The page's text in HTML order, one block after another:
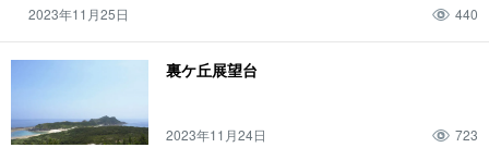
2023年11月25日 440
裏ケ丘展望台
2023年11月24日 723